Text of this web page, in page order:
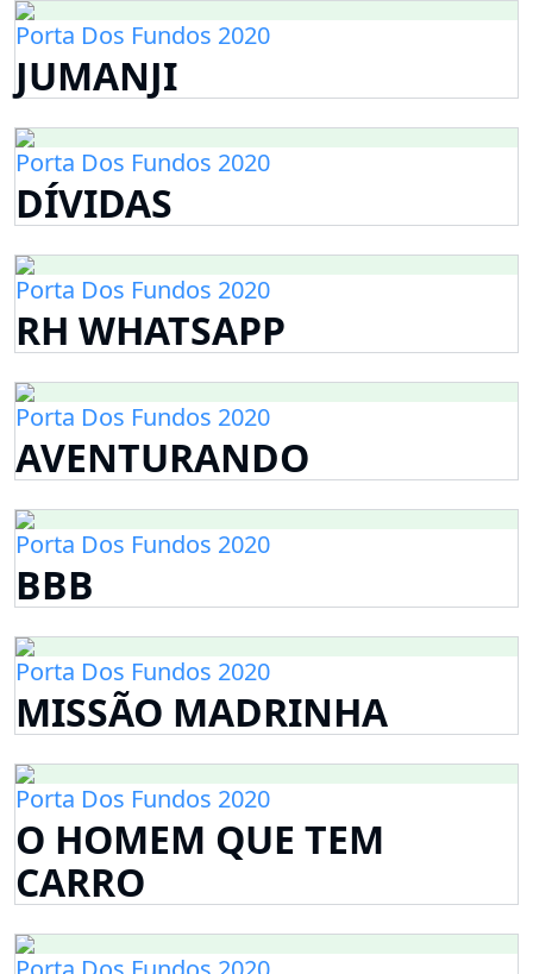
Porta Dos Fundos 2020
JUMANJI
Porta Dos Fundos 2020
DÍVIDAS
Porta Dos Fundos 2020
RH WHATSAPP
Porta Dos Fundos 2020
AVENTURANDO
Porta Dos Fundos 2020
BBB
Porta Dos Fundos 2020
MISSÃO MADRINHA
Porta Dos Fundos 2020
O HOMEM QUE TEM
CARRO